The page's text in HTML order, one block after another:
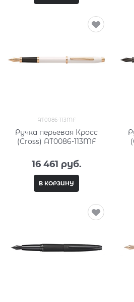
AT0086-113MF
Ручка перьевая Кросс
(Cross) AT0086-113MF
16 461 руб.
В КОРЗИНУ